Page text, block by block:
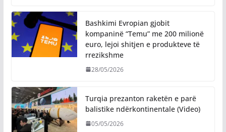
Bashkimi Evropian gjobit
kompaninë “Temu” me 200 milionë
euro, lejoi shitjen e produkteve të
rrezikshme
28/05/2026
Turqia prezanton raketën e parë
balistike ndërkontinentale (Video)
05/05/2026